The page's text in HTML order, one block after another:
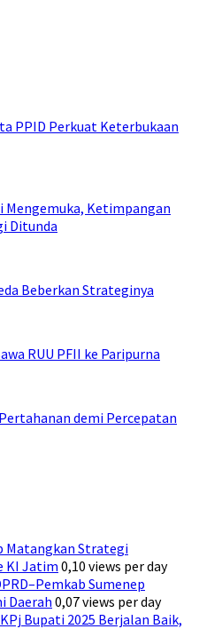
PPID Perkuat Keterbukaan
Mengemuka, Ketimpangan
Ditunda
Beberkan Strateginya
RUU PFII ke Paripurna
demi Percepatan
Matangkan Strategi
KI Jatim0,10 views per day
Sumenep
Daerah 0,07 views per day
Bupati 2025 Berjalan Baik,